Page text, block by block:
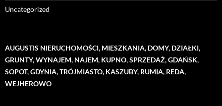
Uncategorized
AUGUSTIS NIERUCHOMOŚCI, MIESZKANIA, DOMY, DZIAŁKI,
GRUNTY, WYNAJEM, NAJEM, KUPNO, SPRZEDAŻ, GDAŃSK,
SOPOT, GDYNIA, TRÓJMIASTO, KASZUBY, RUMIA, REDA,
WEJHEROWO